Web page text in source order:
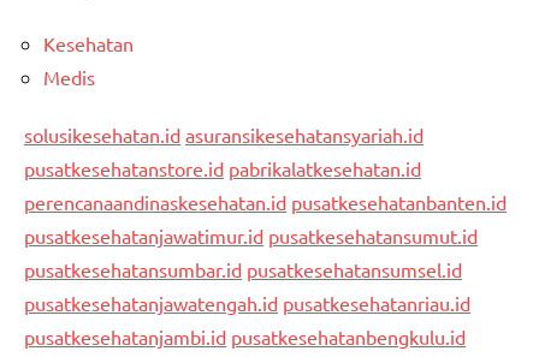
Kesehatan
Medis
solusikesehatan.id asuransikesehatansyariah.id
pusatkesehatanstore.id pabrikalatkesehatan.id
perencanaandinaskesehatan.id pusatkesehatanbanten.id
pusatkesehatanjawatimur.id pusatkesehatansumut.id
pusatkesehatansumbar.id pusatkesehatansumsel.id
pusatkesehatanjawatengah.id pusatkesehatanriau.id
pusatkesehatanjambi.id pusatkesehatanbengkulu.id